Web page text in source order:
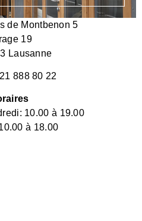
de Montbenon 5
19
Lausanne
888 80 22
10.00 à 19.00
à 18.00